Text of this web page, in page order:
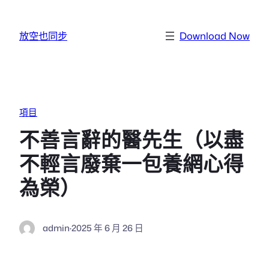
放空也同步 Download Now
項目
不善言辭的醫先生（以盡
不輕言廢棄一包養網心得
為榮）
admin·2025 年 6 月 26 日